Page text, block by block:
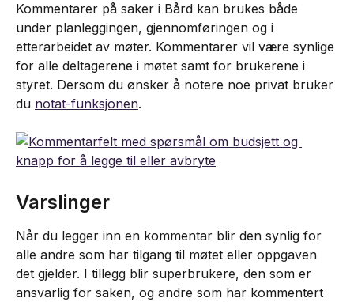
Kommentarer på saker i Bård kan brukes både
under planleggingen, gjennomføringen og i
etterarbeidet av møter. Kommentarer vil være synlige
for alle deltagerene i møtet samt for brukerene i
styret. Dersom du ønsker å notere noe privat bruker
du notat-funksjonen.
Varslinger
Når du legger inn en kommentar blir den synlig for
alle andre som har tilgang til møtet eller oppgaven
det gjelder. I tillegg blir superbrukere, den som er
ansvarlig for saken, og andre som har kommentert